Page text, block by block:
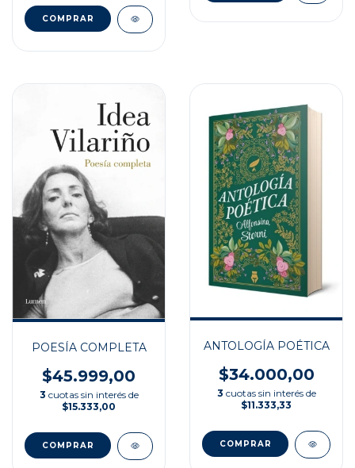
POESÍA COMPLETA
$45.999,00
3 cuotas sin interés de
$15.333,00
ANTOLOGÍA POÉTICA
$34.000,00
3 cuotas sin interés de
$11.333,33